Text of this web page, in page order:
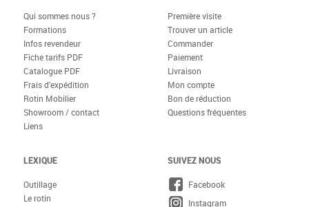
Qui sommes nous ?
Formations
Infos revendeur
Fiche tarifs PDF
Catalogue PDF
Frais d'expédition
Rotin Mobilier
Showroom / contact
Liens
Première visite
Trouver un article
Commander
Paiement
Livraison
Mon compte
Bon de réduction
Questions fréquentes
LEXIQUE
Outillage
Le rotin
SUIVEZ NOUS
Facebook
Instagram